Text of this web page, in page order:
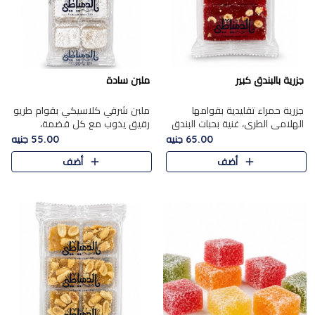
جزرية بالبندق كبير
جزرية حمراء تقليدية بقوامها
الهلامي الطري، غنية بحبات البندق
الفاخرة التي تضيف قرمشة راقية
إلى قوامها الناعم، لتقدم مزيجًا
متوازنًا من النكه..
65.00 جنيه
أضف
ملبن سادة
ملبن شرقي كلاسيكي بقوام طريو
رقيق يذوب مع كل قضمة،
مغطى بطبقة ناعمة من السكر
البودرة ليقدم المذاق الأصيل الذي
ارتبط بحلويات المولد التقليدي..
55.00 جنيه
أضف